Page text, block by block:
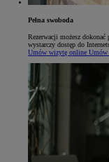
Pełna swoboda
Rezerwacji możesz
wystarczy dostęp do
Umów wizytę online Umów